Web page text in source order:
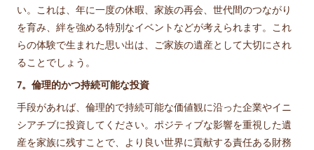
い。これは、年に一度の休暇、家族の再会、世代間のつながり
を育み、絆を強める特別なイベントなどが考えられます。これ
らの体験で生まれた思い出は、ご家族の遺産として大切にされ
ることでしょう。
7。倫理的かつ持続可能な投資
手段があれば、倫理的で持続可能な価値観に沿った企業やイニ
シアチブに投資してください。ポジティブな影響を重視した遺
産を家族に残すことで、より良い世界に貢献する責任ある財務